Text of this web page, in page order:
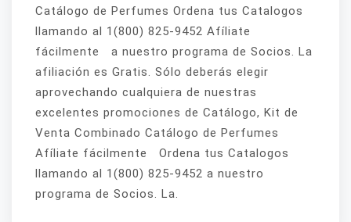
Catálogo de Perfumes Ordena tus Catalogos
llamando al 1(800) 825-9452 Afíliate
fácilmente a nuestro programa de Socios. La
afiliación es Gratis. Sólo deberás elegir
aprovechando cualquiera de nuestras
excelentes promociones de Catálogo, Kit de
Venta Combinado Catálogo de Perfumes
Afíliate fácilmente Ordena tus Catalogos
llamando al 1(800) 825-9452 a nuestro
programa de Socios. La.